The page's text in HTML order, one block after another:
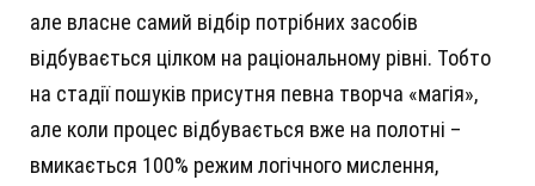
але власне самий відбір потрібних засобів
відбувається цілком на раціональному рівні. Тобто
на стадії пошуків присутня певна творча «магія»,
але коли процес відбувається вже на полотні –
вмикається 100% режим логічного мислення,